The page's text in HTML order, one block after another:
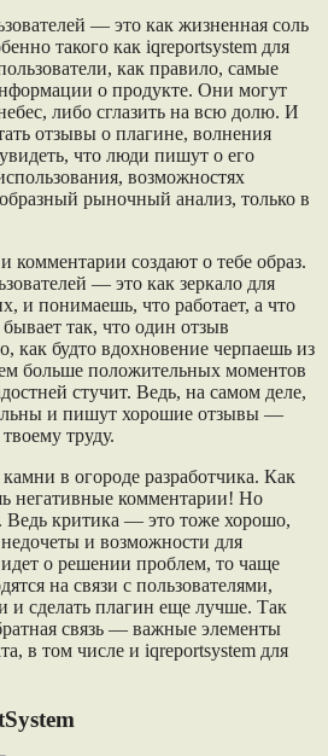
— это как жизненная соль
такого как iqreportsystem для
как правило, самые
о продукте. Они могут
либо сглазить на всю долю. И
отзывы о плагине, волнения
что люди пишут о его
возможностях
рыночный анализ, только в
создают о тебе образ.
— это как зеркало для
и понимаешь, что работает, а что
так, что один отзыв
как будто вдохновение черпаешь из
больше положительных моментов
стучит. Ведь, на самом деле,
и пишут хорошие отзывы —
труду.
в огороде разработчика. Как
негативные комментарии! Но
Ведь критика — это тоже хорошо,
и возможности для
о решении проблем, то чаще
на связи с пользователями,
и сделать плагин еще лучше. Так
связь — важные элементы
в том числе и iqreportsystem для